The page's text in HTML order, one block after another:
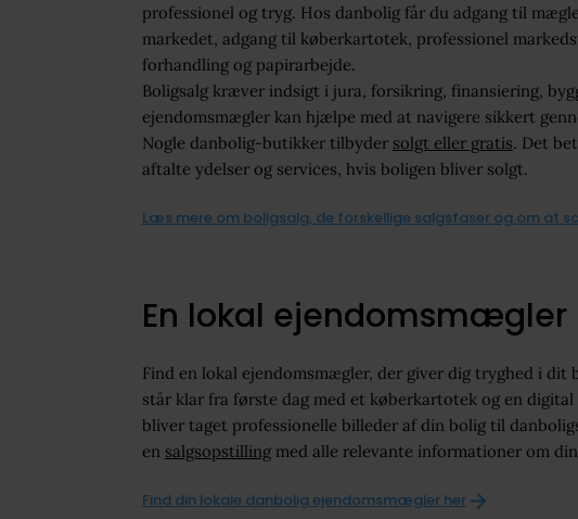
professionel og tryg. Hos danbolig får du adgang til
markedet, adgang til køberkartotek, professionel
forhandling og papirarbejde.
Boligsalg kræver indsigt i jura, forsikring, finansiering,
ejendomsmægler kan hjælpe med at navigere sikkert
Nogle danbolig-butikker tilbyder solgt eller gratis. Det
aftalte ydelser og services, hvis boligen bliver solgt.
Læs mere om boligsalg, de forskellige salgsfaser og om at
En lokal ejendomsmægler
Find en lokal ejendomsmægler, der giver dig tryghed i dit
står klar fra første dag med et køberkartotek og en
bliver taget professionelle billeder af din bolig til
en salgsopstillingmed alle relevante informationer om
Find din lokale danbolig ejendomsmægler her